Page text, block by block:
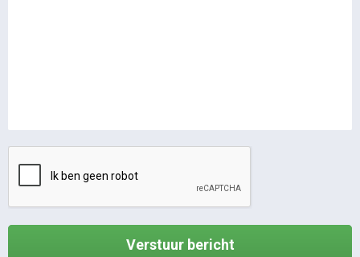
Verstuur bericht